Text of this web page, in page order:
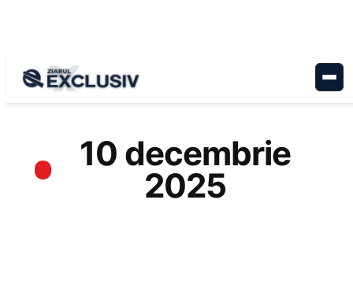
10 decembrie
2025